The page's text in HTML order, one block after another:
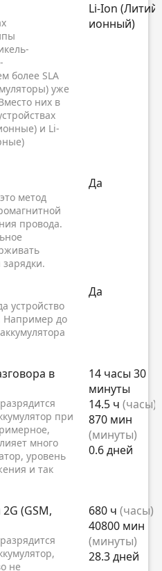
более SLA
уже
них в
и Li-
Li-Ion (Литий-
ионный)
метод
провода.
Да
устройство
Например до
Да
в
при
много
уровень
и так
14 часы 30
минуты
14.5 ч (часы)
870 мин
(минуты)
0.6 дней
(GSM,
не
680 ч (часы)
40800 мин
(минуты)
28.3 дней